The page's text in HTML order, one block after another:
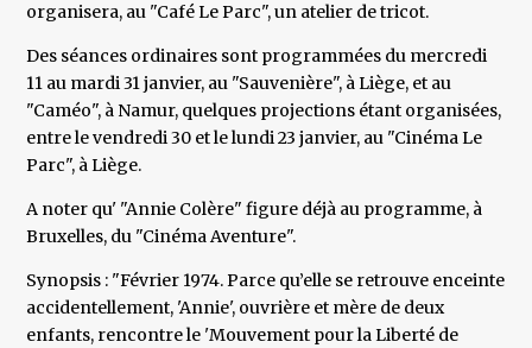
organisera, au "Café Le Parc", un atelier de tricot.
Des séances ordinaires sont programmées du mercredi
11 au mardi 31 janvier, au "Sauvenière", à Liège, et au
"Caméo", à Namur, quelques projections étant organisées,
entre le vendredi 30 et le lundi 23 janvier, au "Cinéma Le
Parc", à Liège.
A noter qu' "Annie Colère" figure déjà au programme, à
Bruxelles, du "Cinéma Aventure".
Synopsis : "Février 1974. Parce qu’elle se retrouve enceinte
accidentellement, 'Annie', ouvrière et mère de deux
enfants, rencontre le 'Mouvement pour la Liberté de